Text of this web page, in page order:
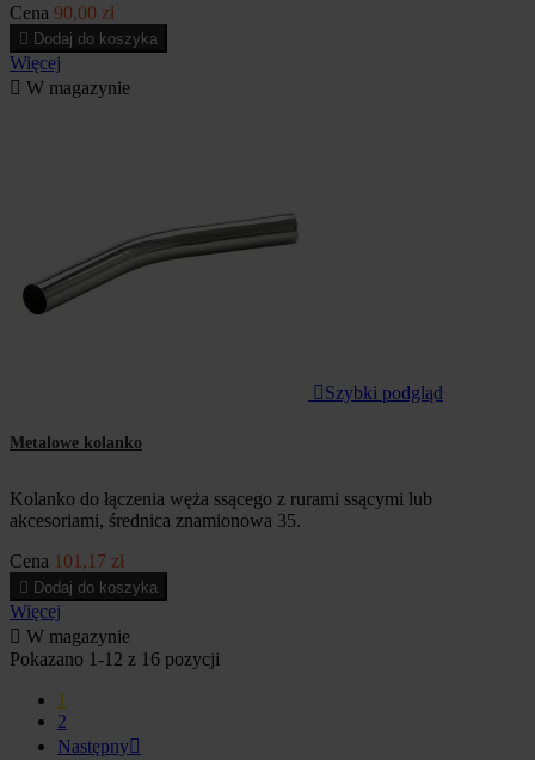
Cena 90,00 zł
 Dodaj do koszyka
Więcej
 W magazynie
 Szybki podgląd
Metalowe kolanko
Kolanko do łączenia węża ssącego z rurami ssącymi lub
akcesoriami, średnica znamionowa 35.
Cena 101,17 zł
 Dodaj do koszyka
Więcej
 W magazynie
Pokazano 1-12 z 16 pozycji
1
2
Następny